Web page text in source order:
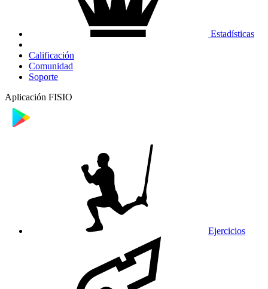
Estadísticas
Calificación
Comunidad
Soporte
Aplicación FISIO
Ejercicios